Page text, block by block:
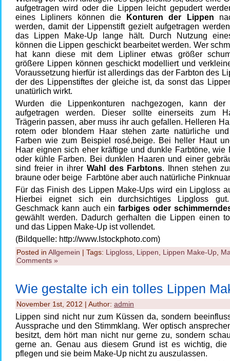
aufgetragen wird oder die Lippen leicht gepudert
eines Lipliners können dieKonturen der Lippen
werden, damit der Lippenstift gezielt aufgetragen
das Lippen Make-Up lange hält. Durch Nutzung
können die Lippen geschickt bearbeitet werden. Wer
hat kann diese mit dem Lipliner etwas größer
größere Lippen können geschickt modelliert und
Voraussetzung hierfür ist allerdings das der Farbton des
der des Lippenstiftes der gleiche ist, da sonst das
unatürlich wirkt.
Wurden die Lippenkonturen nachgezogen, kann der
aufgetragen werden. Dieser sollte einerseits zum
Trägerin passen, aber muss ihr auch gefallen. Helleren
rotem oder blondem Haar stehen zarte natürliche
Farben wie zum Beispiel rosé,beige. Bei heller Haut
Haar eignen sich eher kräftige und dunkle Farbtöne, wie
oder kühle Farben. Bei dunklen Haaren und einer
sind freier in ihrer Wahl des Farbtons. Ihnen stehen
braune oder beige Farbtöne aber auch natürliche
Für das Finish des Lippen Make-Ups wird ein Lipgloss
Hierbei eignet sich ein durchsichtiges Lipgloss
Geschmack kann auch ein farbiges oder
gewählt werden. Dadurch gerhalten die Lippen einen
und das Lippen Make-Up ist vollendet.
(Bildquelle: http://www.Istockphoto.com)
Posted in Allgemein | Tags: Lipgloss Lippen Lippen Make-Up
Comments »
Wie gestalte ich ein tolles Lippen
November 1st, 2012 | Author: admin
Lippen sind nicht nur zum Küssen da, sondern
Aussprache und den Stimmklang. Wer optisch
besitzt, dem hört man nicht nur gerne zu, sondern
gerne an. Genau aus diesem Grund ist es wichtig,
pflegen und sie beim Make-Up nicht zu auszulassen.